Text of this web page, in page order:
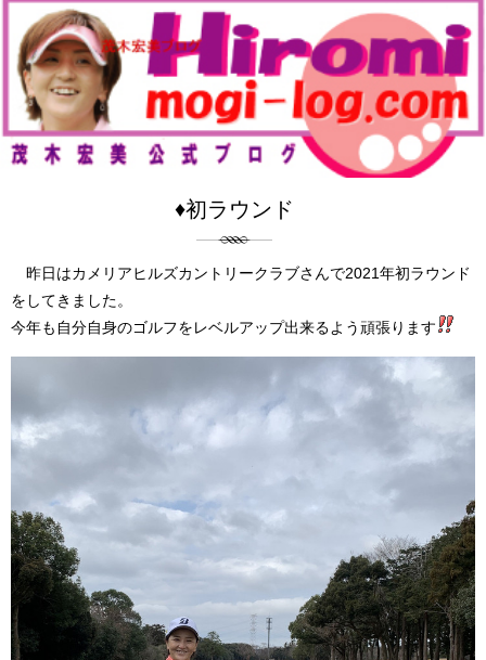
♦初ラウンド
昨日はカメリアヒルズカントリークラブさんで2021年初ラウンド
をしてきました。
今年も自分自身のゴルフをレベルアップ出来るよう頑張ります